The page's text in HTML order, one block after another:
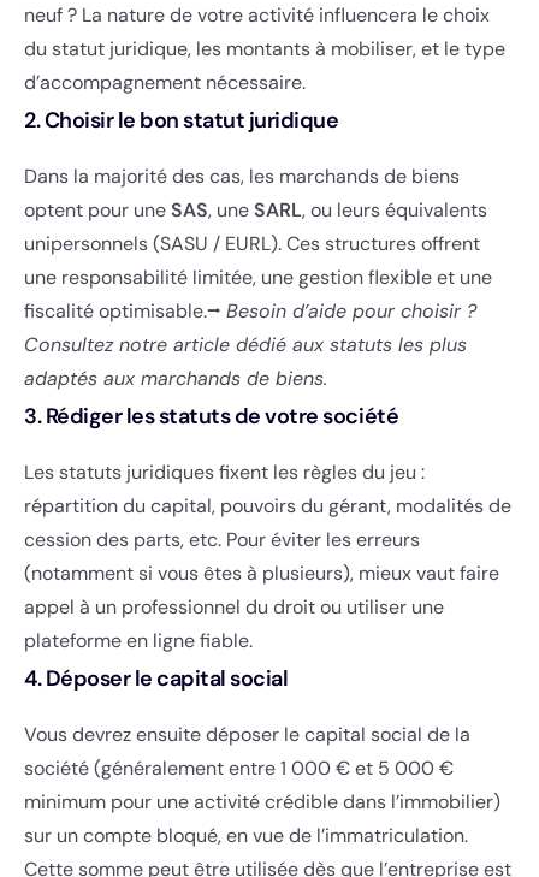
neuf ? La nature de votre activité influencera le choix
du statut juridique, les montants à mobiliser, et le type
d’accompagnement nécessaire.
2. Choisir le bon statut juridique
Dans la majorité des cas, les marchands de biens
optent pour uneSAS, uneSARL, ou leurs équivalents
unipersonnels (SASU / EURL). Ces structures offrent
une responsabilité limitée, une gestion flexible et une
fiscalité optimisable.⭢ Besoin d’aide pour choisir ?
Consultez notre article dédié aux statuts les plus
adaptés aux marchands de biens.
3. Rédiger les statuts de votre société
Les statuts juridiques fixent les règles du jeu :
répartition du capital, pouvoirs du gérant, modalités de
cession des parts, etc. Pour éviter les erreurs
(notamment si vous êtes à plusieurs), mieux vaut faire
appel à un professionnel du droit ou utiliser une
plateforme en ligne fiable.
4. Déposer le capital social
Vous devrez ensuite déposer le capital social de la
société (généralement entre 1 000 € et 5 000 €
minimum pour une activité crédible dans l’immobilier)
sur un compte bloqué, en vue de l’immatriculation.
Cette somme peut être utilisée dès que l’entreprise est